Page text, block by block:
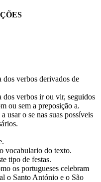
verbos derivados de
verbos ir ou vir, seguidos
ou sem a preposição a.
usar o se nas suas possíveis
vocabulario do texto.
tipo de festas.
os portugueses celebram
o Santo António e o São